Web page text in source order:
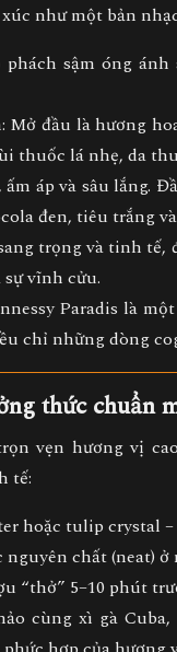
như một bản
phách sậm óng
Mở đầu là hương
thuốc lá nhẹ, da
ấm áp và sâu lắng.
đen, tiêu trắng
trọng và tinh tế,
sự vĩnh cửu.
Paradis là
chỉ những dòng
thức chuẩn
vẹn hương vị
tế:
hoặc tulip crystal
chất (neat) ở
“thở” 5–10 phút
cùngxì gà Cuba,